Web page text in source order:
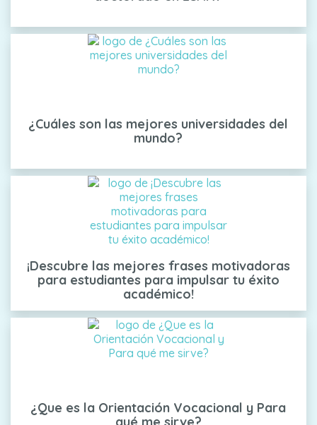
¿Cuáles son las mejores universidades del
mundo?
¡Descubre las mejores frases motivadoras
para estudiantes para impulsar tu éxito
académico!
¿Que es la Orientación Vocacional y Para
qué me sirve?